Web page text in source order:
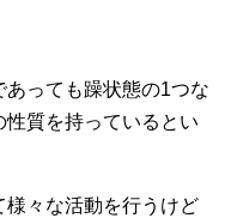
っても躁状態の1つな
質を持っているとい
々な活動を行うけど